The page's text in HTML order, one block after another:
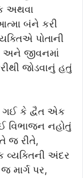
અથવા
બંને કરી
પોતાની
અને જીવનમાં
જોડવાનું હતું
ગઈ કે દ્વૈત એક
વિભાજન નહોતું
જ રીતે,
વ્યક્તિની અંદર
પર,